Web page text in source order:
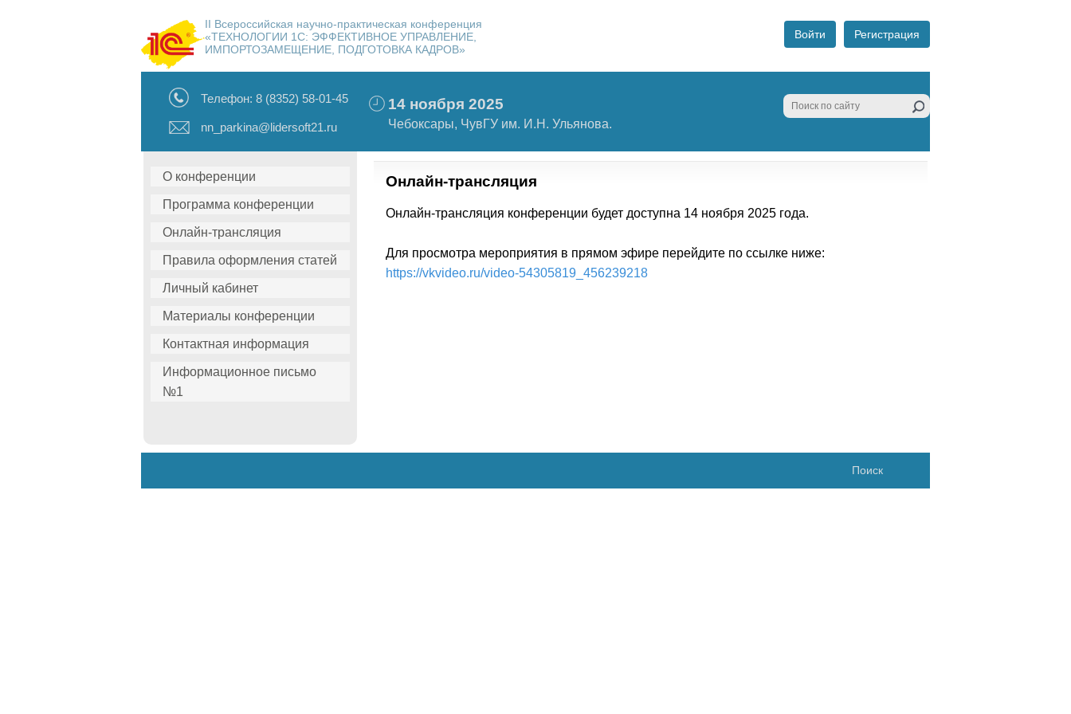
II Всероссийская научно-практическая конференция
«ТЕХНОЛОГИИ 1С: ЭФФЕКТИВНОЕ УПРАВЛЕНИЕ,
ИМПОРТОЗАМЕЩЕНИЕ, ПОДГОТОВКА КАДРОВ»
Телефон: 8 (8352) 58-01-45
nn_parkina@lidersoft21.ru
14 ноября 2025
Чебоксары, ЧувГУ им. И.Н. Ульянова.
Онлайн-трансляция
Онлайн-трансляция конференции будет доступна 14 ноября 2025 года.
Для просмотра мероприятия в прямом эфире перейдите по ссылке ниже:
https://vkvideo.ru/video-54305819_456239218
О конференции
Программа конференции
Онлайн-трансляция
Правила оформления статей
Личный кабинет
Материалы конференции
Контактная информация
Информационное письмо
№1
Поиск